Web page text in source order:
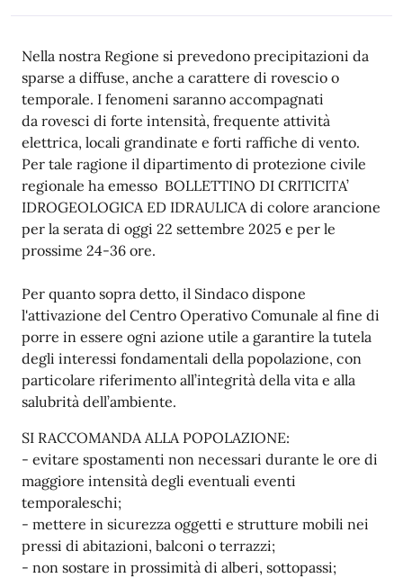
Nella nostra Regione si prevedono precipitazioni da
sparse a diffuse, anche a carattere di rovescio o
temporale. I fenomeni saranno accompagnati
da rovesci di forte intensità, frequente attività
elettrica, locali grandinate e forti raffiche di vento.
Per tale ragione il dipartimento di protezione civile
regionale ha emesso BOLLETTINO DI CRITICITA’
IDROGEOLOGICA ED IDRAULICA di colore arancione
per la serata di oggi 22 settembre 2025 e per le
prossime 24-36 ore.
Per quanto sopra detto, il Sindaco dispone
l'attivazione del Centro Operativo Comunale al fine di
porre in essere ogni azione utile a garantire la tutela
degli interessi fondamentali della popolazione, con
particolare riferimento all’integrità della vita e alla
salubrità dell’ambiente.
SI RACCOMANDA ALLA POPOLAZIONE:
- evitare spostamenti non necessari durante le ore di
maggiore intensità degli eventuali eventi
temporaleschi;
- mettere in sicurezza oggetti e strutture mobili nei
pressi di abitazioni, balconi o terrazzi;
- non sostare in prossimità di alberi, sottopassi;